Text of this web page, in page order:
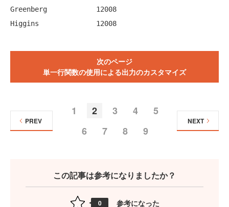
Greenberg            12008
Higgins              12008
次のページ
単一行関数の使用による出力のカスタマイズ
1 2 3 4
5
6
7 8 9
PREV NEXT
この記事は参考になりましたか？
0 参考になった